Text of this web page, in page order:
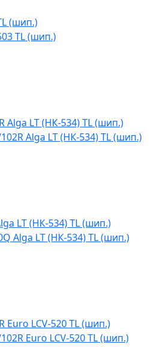
TL (шип.)
Alga LT (НК-534) TL (шип.)
Alga LT (НК-534) TL (шип.)
Euro LCV-520 TL (шип.)